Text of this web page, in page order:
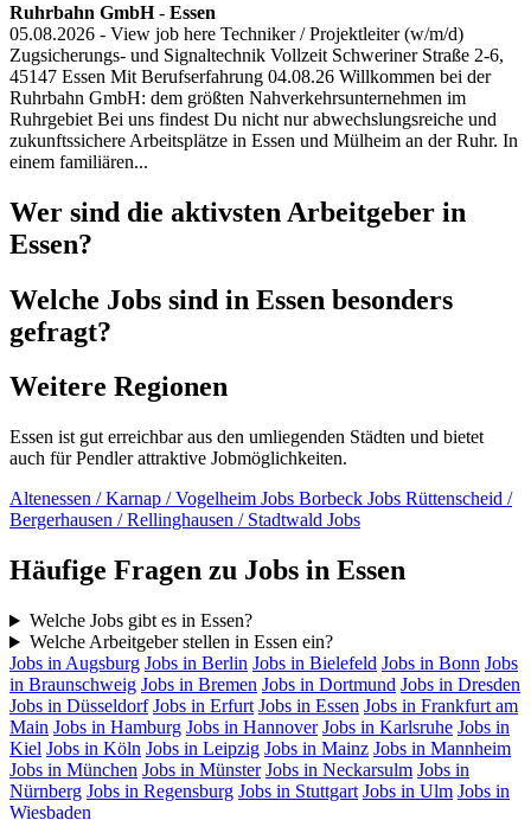
Ruhrbahn GmbH- Essen
05.08.2026 - View job here Techniker / Projektleiter (w/m/d)
Zugsicherungs- und Signaltechnik Vollzeit Schweriner Straße 2-6,
45147 Essen Mit Berufserfahrung 04.08.26 Willkommen bei der
Ruhrbahn GmbH: dem größten Nahverkehrsunternehmen im
Ruhrgebiet Bei uns findest Du nicht nur abwechslungsreiche und
zukunftssichere Arbeitsplätze in Essen und Mülheim an der Ruhr. In
einem familiären...
Wer sind die aktivsten Arbeitgeber in
Essen?
Welche Jobs sind in Essen besonders
gefragt?
Weitere Regionen
Essen ist gut erreichbar aus den umliegenden Städten und bietet
auch für Pendler attraktive Jobmöglichkeiten.
Altenessen / Karnap / Vogelheim Jobs Borbeck Jobs Rüttenscheid /
Bergerhausen / Rellinghausen / Stadtwald Jobs
Häufige Fragen zu Jobs in Essen
Welche Jobs gibt es in Essen?
Welche Arbeitgeber stellen in Essen ein?
Jobs in Augsburg Jobs in Berlin Jobs in Bielefeld Jobs in Bonn Jobs
in Braunschweig Jobs in Bremen Jobs in Dortmund Jobs in Dresden
Jobs in Düsseldorf Jobs in Erfurt Jobs in Essen Jobs in Frankfurt am
Main Jobs in Hamburg Jobs in Hannover Jobs in Karlsruhe Jobs in
Kiel Jobs in Köln Jobs in Leipzig Jobs in Mainz Jobs in Mannheim
Jobs in München Jobs in Münster Jobs in Neckarsulm Jobs in
Nürnberg Jobs in Regensburg Jobs in Stuttgart Jobs in Ulm Jobs in
Wiesbaden